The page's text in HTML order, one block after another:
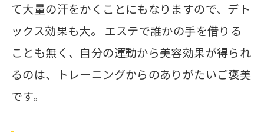
て大量の汗をかくことにもなりますので、デト
ックス効果も大。 エステで誰かの手を借りる
ことも無く、自分の運動から美容効果が得られ
るのは、トレーニングからのありがたいご褒美
です。